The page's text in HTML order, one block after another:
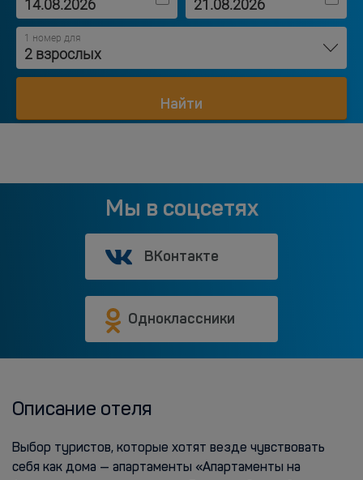
1 номер для
2 взрослых
Найти
Мы в соцсетях
ВКонтакте
Одноклассники
Описание отеля
Выбор туристов, которые хотят везде чувствовать
себя как дома — апартаменты «Апартаменты на